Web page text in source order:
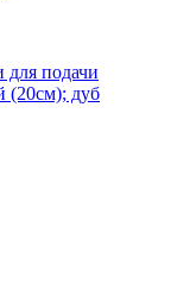
для подачи
(20см); дуб